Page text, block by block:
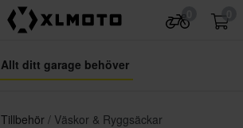
Allt ditt garage behöver
Tillbehör Väskor & Ryggsäckar